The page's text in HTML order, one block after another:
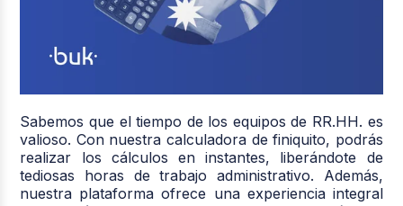
Sabemos que el tiempo de los equipos de RR.HH. es
valioso. Con nuestra calculadora de finiquito, podrás
realizar los cálculos en instantes, liberándote de
tediosas horas de trabajo administrativo. Además,
nuestra plataforma ofrece una experiencia integral